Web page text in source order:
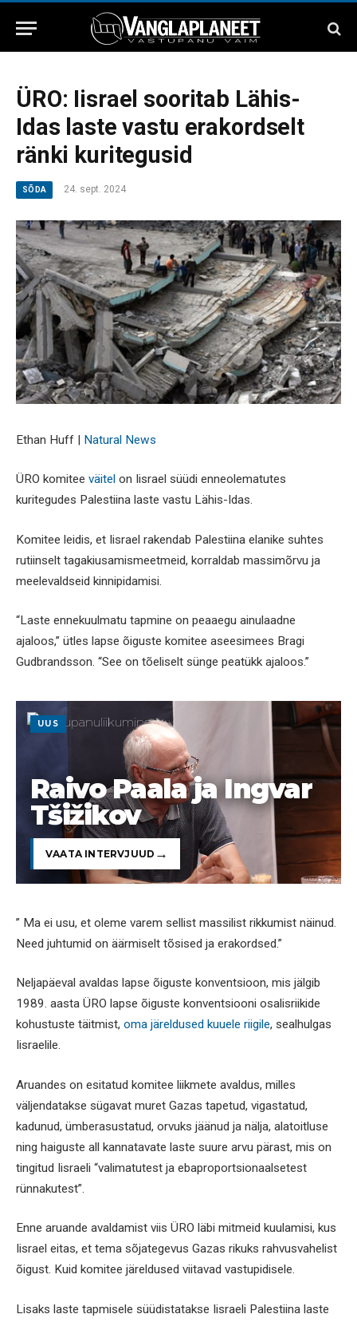
ÜRO: Iisrael sooritab Lähis-
Idas laste vastu erakordselt
ränki kuritegusid
SÕDA 24. sept. 2024
Ethan Huff | Natural News
ÜRO komitee väitel on Iisrael süüdi enneolematutes
kuritegudes Palestiina laste vastu Lähis-Idas.
Komitee leidis, et Iisrael rakendab Palestiina elanike suhtes
rutiinselt tagakiusamismeetmeid, korraldab massimõrvu ja
meelevaldseid kinnipidamisi.
“Laste ennekuulmatu tapmine on peaaegu ainulaadne
ajaloos,” ütles lapse õiguste komitee aseesimees Bragi
Gudbrandsson. “See on tõeliselt sünge peatükk ajaloos.”
UUS
Raivo Paala ja Ingvar
Tšižikov
VAATA INTERVJUUD
” Ma ei usu, et oleme varem sellist massilist rikkumist näinud.
Need juhtumid on äärmiselt tõsised ja erakordsed.”
Neljapäeval avaldas lapse õiguste konventsioon, mis jälgib
1989. aasta ÜRO lapse õiguste konventsiooni osalisriikide
kohustuste täitmist, oma järeldused kuuele riigile, sealhulgas
Iisraelile.
Aruandes on esitatud komitee liikmete avaldus, milles
väljendatakse sügavat muret Gazas tapetud, vigastatud,
kadunud, ümberasustatud, orvuks jäänud ja nälja, alatoitluse
ning haiguste all kannatavate laste suure arvu pärast, mis on
tingitud Iisraeli “valimatutest ja ebaproportsionaalsetest
rünnakutest”.
Enne aruande avaldamist viis ÜRO läbi mitmeid kuulamisi, kus
Iisrael eitas, et tema sõjategevus Gazas rikuks rahvusvahelist
õigust. Kuid komitee järeldused viitavad vastupidisele.
Lisaks laste tapmisele süüdistatakse Iisraeli Palestiina laste